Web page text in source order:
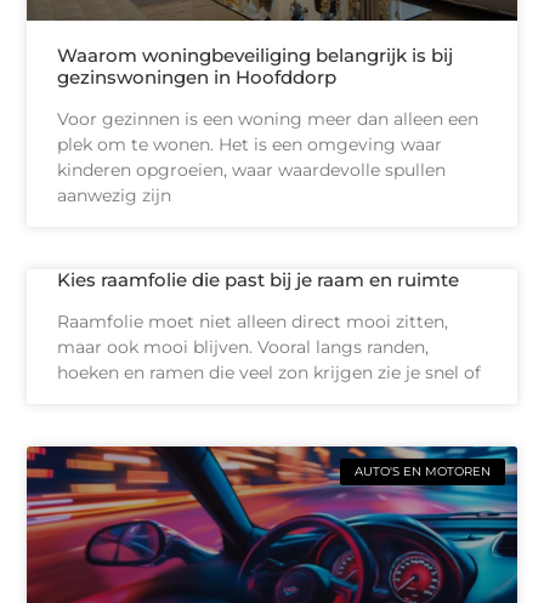
Waarom woningbeveiliging belangrijk is bij
gezinswoningen in Hoofddorp
Voor gezinnen is een woning meer dan alleen een
plek om te wonen. Het is een omgeving waar
kinderen opgroeien, waar waardevolle spullen
aanwezig zijn
Kies raamfolie die past bij je raam en ruimte
Raamfolie moet niet alleen direct mooi zitten,
maar ook mooi blijven. Vooral langs randen,
hoeken en ramen die veel zon krijgen zie je snel of
AUTO'S EN MOTOREN